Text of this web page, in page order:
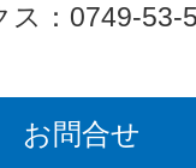
ス：0749-53-
お問合せ